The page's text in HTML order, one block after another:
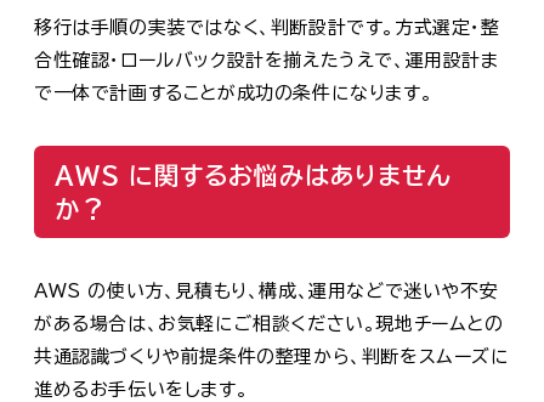
移行は手順の実装ではなく、判断設計です。方式選定・整
合性確認・ロールバック設計を揃えたうえで、運用設計ま
で一体で計画することが成功の条件になります。
AWS に関するお悩みはありません
か？
AWS の使い方、見積もり、構成、運用などで迷いや不安
がある場合は、お気軽にご相談ください。現地チームとの
共通認識づくりや前提条件の整理から、判断をスムーズに
進めるお手伝いをします。